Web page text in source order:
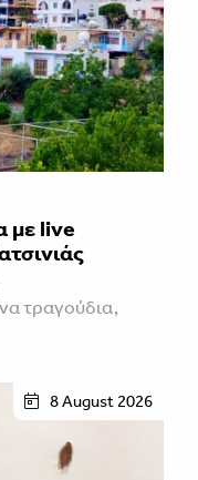
με live
τραγούδια,
8 August 2026